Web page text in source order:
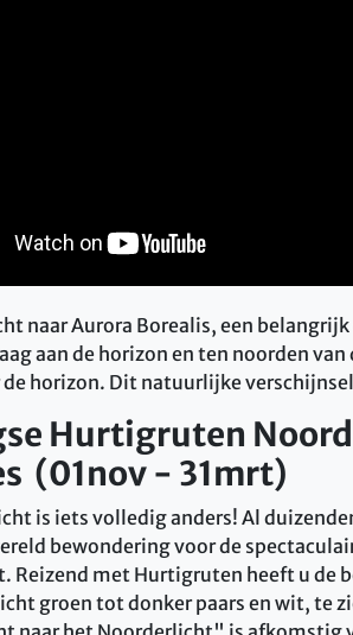
naar Aurora Borealis, een
aan de horizon en ten noorden
de horizon. Dit natuurlijke
Hurtigruten
(01nov - 31mrt)
is iets volledig anders! Al
bewondering voor de
Reizend met Hurtigruten heeft u de
groen tot donker paars en wit, te